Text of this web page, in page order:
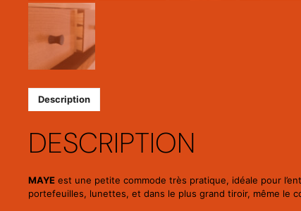
Description
DESCRIPTION
MAYE est une petite commode très pratique, idéale pour
portefeuilles, lunettes, et dans le plus grand tiroir, même le